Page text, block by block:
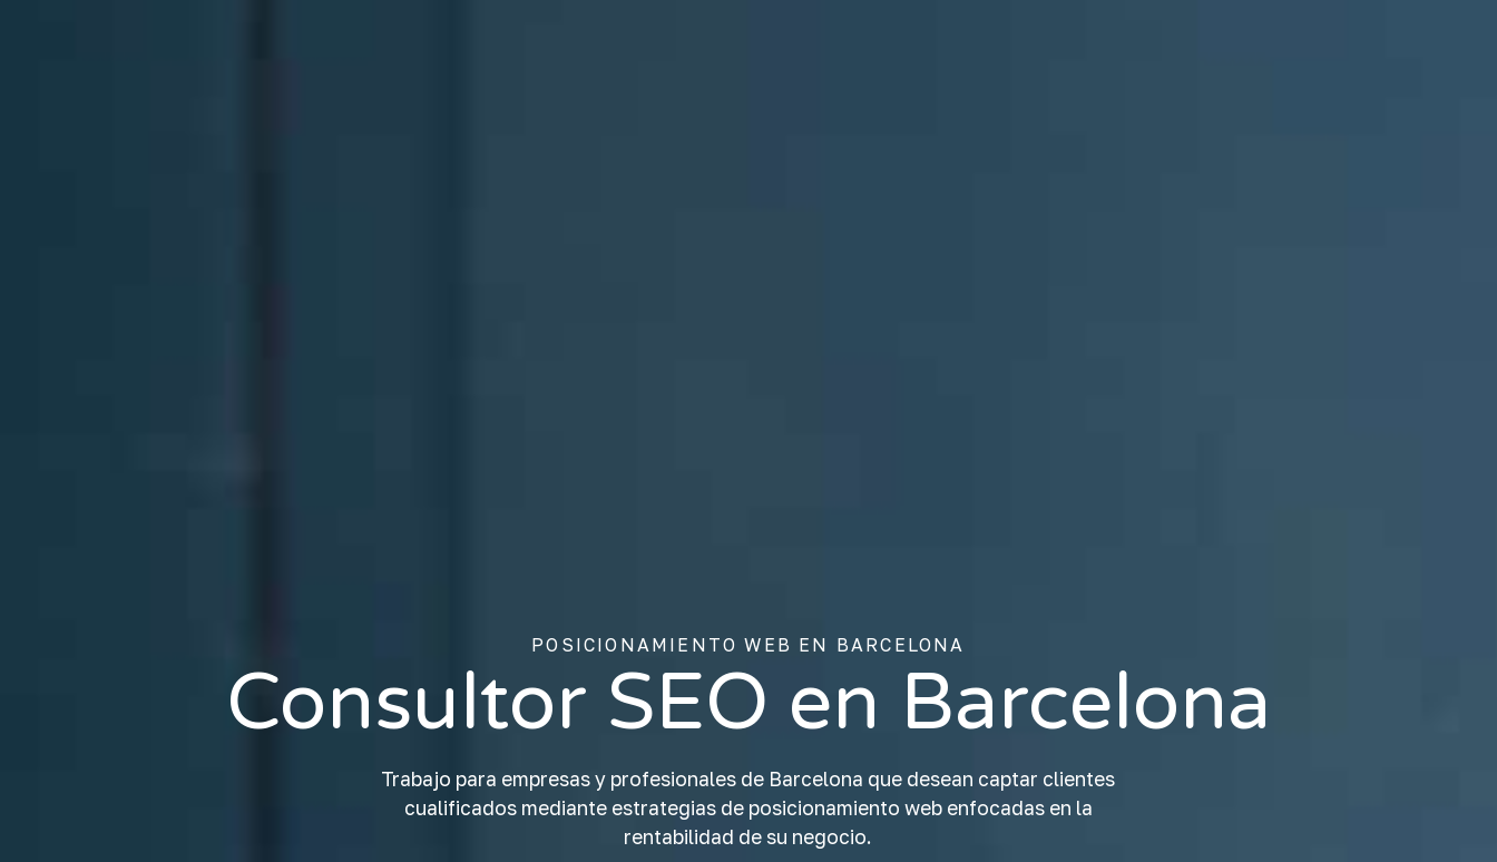
POSICIONAMIENTO WEB EN BARCELONA
Consultor SEO en Barcelona
Trabajo para empresas y profesionales de Barcelona que desean captar clientes
cualificados mediante estrategias de posicionamiento web enfocadas en la
rentabilidad de su negocio.